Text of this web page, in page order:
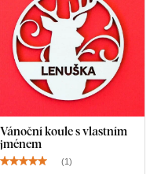
Vánoční koule s vlastním
jménem
(1)